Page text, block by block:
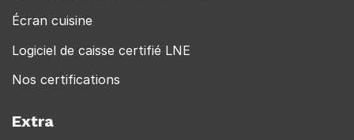
Écran cuisine
Logiciel de caisse certifié LNE
Nos certifications
Extra